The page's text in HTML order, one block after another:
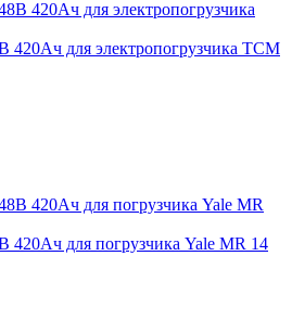
420Ач для электропогрузчика ТСМ
420Ач для погрузчика Yale MR 14